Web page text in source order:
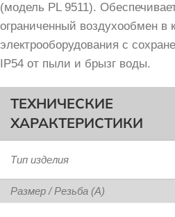
(модель PL 9511).
ограниченный воздухообмен в
электрооборудования с
IP54 от пыли и брызг воды.
ТЕХНИЧЕСКИЕ
ХАРАКТЕРИСТИКИ
Тип изделия
Размер / Резьба (A)